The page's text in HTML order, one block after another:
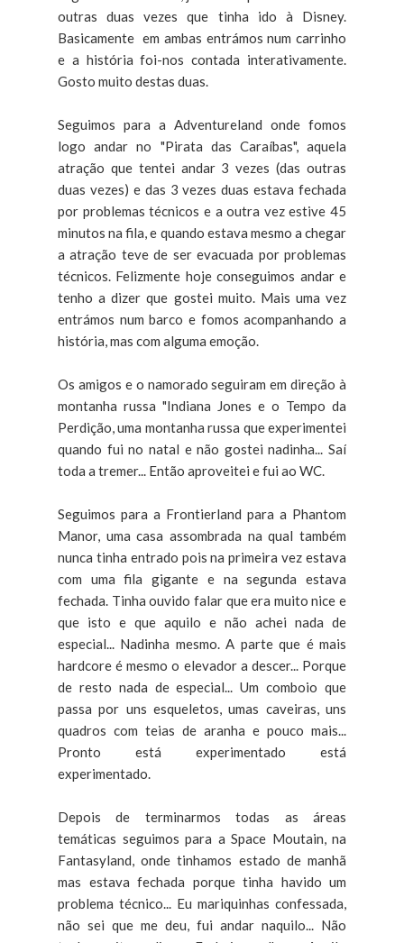
outras duas vezes que tinha ido à Disney.
Basicamente em ambas entrámos num carrinho
e a história foi-nos contada interativamente.
Gosto muito destas duas.
Seguimos para a Adventureland onde fomos
logo andar no "Pirata das Caraíbas", aquela
atração que tentei andar 3 vezes (das outras
duas vezes) e das 3 vezes duas estava fechada
por problemas técnicos e a outra vez estive 45
minutos na fila, e quando estava mesmo a chegar
a atração teve de ser evacuada por problemas
técnicos. Felizmente hoje conseguimos andar e
tenho a dizer que gostei muito. Mais uma vez
entrámos num barco e fomos acompanhando a
história, mas com alguma emoção.
Os amigos e o namorado seguiram em direção à
montanha russa "Indiana Jones e o Tempo da
Perdição, uma montanha russa que experimentei
quando fui no natal e não gostei nadinha... Saí
toda a tremer... Então aproveitei e fui ao WC.
Seguimos para a Frontierland para a Phantom
Manor, uma casa assombrada na qual também
nunca tinha entrado pois na primeira vez estava
com uma fila gigante e na segunda estava
fechada. Tinha ouvido falar que era muito nice e
que isto e que aquilo e não achei nada de
especial... Nadinha mesmo. A parte que é mais
hardcore é mesmo o elevador a descer... Porque
de resto nada de especial... Um comboio que
passa por uns esqueletos, umas caveiras, uns
quadros com teias de aranha e pouco mais...
Pronto está experimentado está
experimentado.
Depois de terminarmos todas as áreas
temáticas seguimos para a Space Moutain, na
Fantasyland, onde tinhamos estado de manhã
mas estava fechada porque tinha havido um
problema técnico... Eu mariquinhas confessada,
não sei que me deu, fui andar naquilo... Não